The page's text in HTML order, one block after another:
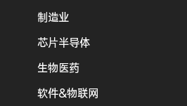
制造业
芯片半导体
生物医药
软件&物联网